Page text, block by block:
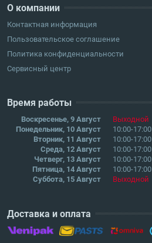
О компании
Контактная информация
Пользовательское соглашение
Политика конфиденциальности
Сервисный центр
Время работы
Воскресенье, 9 Август
Выходной
Понедельник, 10 Август
10:00-17:00
Вторник, 11 Август
10:00-17:00
Среда, 12 Август
10:00-17:00
Четверг, 13 Август
10:00-17:00
Пятница, 14 Август
10:00-17:00
Суббота, 15 Август
Выходной
Доставка и оплата